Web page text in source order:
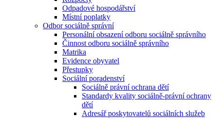
Odpadové hospodářství
Místní poplatky
Odbor sociálně správní
Personální obsazení odboru sociálně správního
Činnost odboru sociálně správního
Matrika
Evidence obyvatel
Přestupky
Sociální poradenství
Sociálně právní ochrana dětí
Standardy kvality sociálně-právní ochrany
dětí
Adresář poskytovatelů sociálních služeb